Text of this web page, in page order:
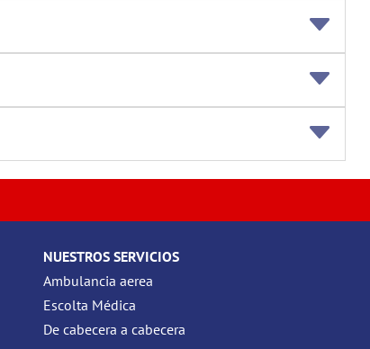
NUESTROS SERVICIOS
Ambulancia aerea
Escolta Médica
De cabecera a cabecera